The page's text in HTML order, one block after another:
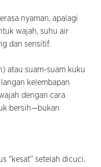
nyaman, apalagi
wajah, suhu air
dan sensitif.
atau suam-suam kuku
kelembapan
dengan cara
bersih—bukan
“kesat” setelah dicuci.